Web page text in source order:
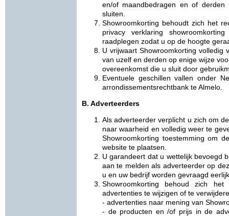
en/of maandbedragen en of
sluiten.
Showroomkorting behoudt zich het
privacy verklaring
raadplegen zodat u op de hoogte
U vrijwaart Showroomkorting volledig
van uzelf en derden op enige wijze
overeenkomst die u sluit door
Eventuele geschillen vallen onder
arrondissementsrechtbank te Almelo.
B. Adverteerders
Als adverteerder verplicht u zich om
naar waarheid en volledig weer te
Showroomkorting toestemming om
website te plaatsen.
U garandeert dat u wettelijk bevoegd
aan te melden als adverteerder op
u en uw bedrijf worden gevraagd
Showroomkorting behoud zich
advertenties te wijzigen of te
- advertenties naar mening van
- de producten en /of prijs in de